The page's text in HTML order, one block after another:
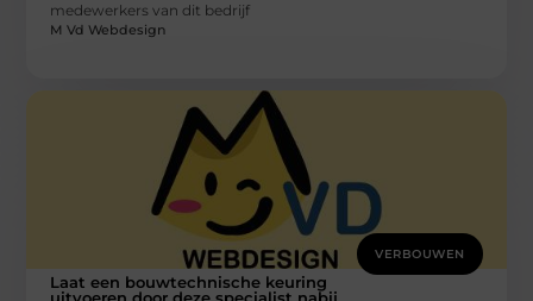
medewerkers van dit bedrijf
M Vd Webdesign
VERBOUWEN
Laat een bouwtechnische keuring